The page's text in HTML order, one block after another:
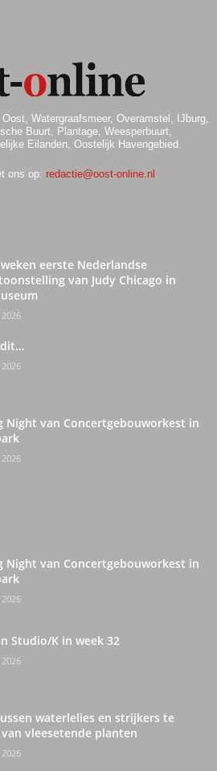
Watergraafsmeer, Overamstel, IJburg,
Buurt, Plantage, Weesperbuurt,
Eilanden, Oostelijk Havengebied.
ons op: redactie@oost-online.nl
eerste Nederlandse
van Judy Chicago in
dit…
Night van Concertgebouworkest in
Night van Concertgebouworkest in
Studio/K in week 32
waterlelies en strijkers te
vleesetende planten